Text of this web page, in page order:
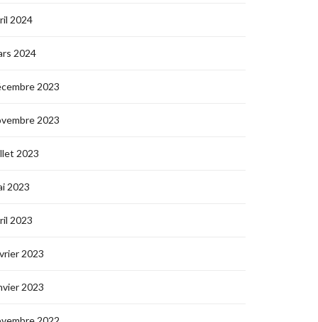
2024
2024
2023
2023
2023
2023
2023
2023
2023